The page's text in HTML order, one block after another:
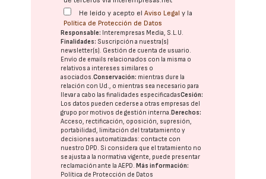
He leído y acepto elAviso Legal y la
Política de Protección de Datos
Responsable: Interempresas Media, S.L.U.
Finalidades: Suscripción a nuestra(s)
newsletter(s). Gestión de cuenta de usuario.
Envío de emails relacionados con la misma o
relativos a intereses similares o
asociados.Conservación: mientras dure la
relación con Ud., o mientras sea necesario para
llevar a cabo las finalidades especificadasCesión:
Los datos pueden cederse a otras empresas del
grupo por motivos de gestión interna.Derechos:
Acceso, rectificación, oposición, supresión,
portabilidad, limitación del tratatamiento y
decisiones automatizadas: contacte con
nuestro DPD. Si considera que el tratamiento no
se ajusta a la normativa vigente, puede presentar
reclamación ante laAEPD.Más información:
Política de Protección de Datos